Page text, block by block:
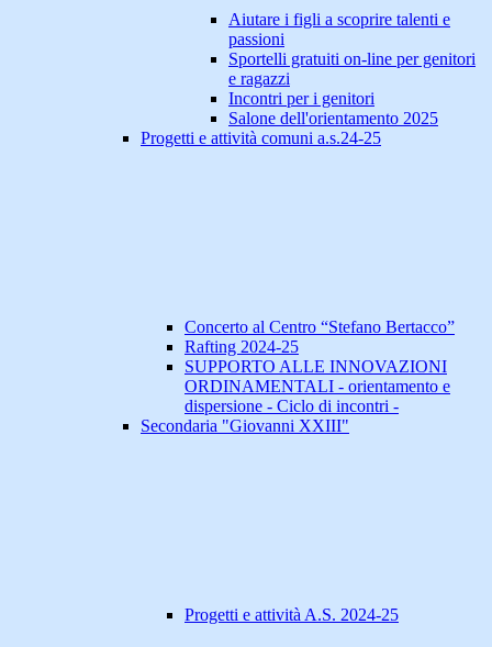
Aiutare i figli a scoprire talenti e
passioni
Sportelli gratuiti on-line per genitori
e ragazzi
Incontri per i genitori
Salone dell'orientamento 2025
Progetti e attività comuni a.s.24-25
Concerto al Centro “Stefano Bertacco”
Rafting 2024-25
SUPPORTO ALLE INNOVAZIONI
ORDINAMENTALI - orientamento e
dispersione - Ciclo di incontri -
Secondaria "Giovanni XXIII"
Progetti e attività A.S. 2024-25